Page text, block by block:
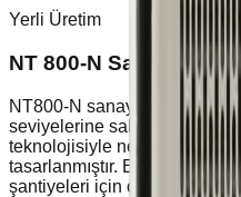
Yerli Üretim
NT 800-N Sanayi Tipi
NT800-N sanayi tipi nem
seviyelerine sahip büyük
teknolojisiyle nemi hızlı ve
tasarlanmıştır. Endüstriyel
şantiyeleri için optimum